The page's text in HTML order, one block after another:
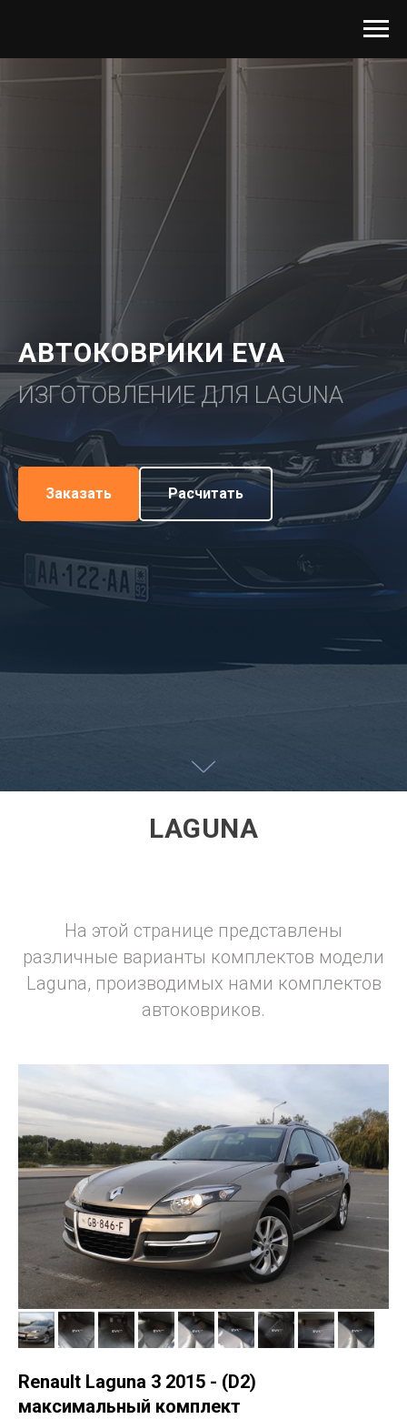
АВТОКОВРИКИ EVA
ИЗГОТОВЛЕНИЕ ДЛЯ LAGUNA
Заказать Расчитать
LAGUNA
На этой странице представлены
различные варианты комплектов модели
Laguna, производимых нами комплектов
автоковриков.
Renault Laguna 3 2015 - (D2)
максимальный комплект